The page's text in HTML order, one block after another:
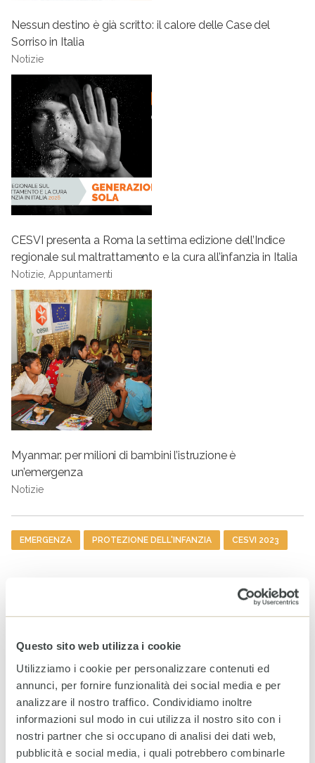
Questo sito web utilizza i cookie
Utilizziamo i cookie per personalizzare contenuti ed
annunci, per fornire funzionalità dei social media e per
analizzare il nostro traffico. Condividiamo inoltre
informazioni sul modo in cui utilizza il nostro sito con i
nostri partner che si occupano di analisi dei dati web,
pubblicità e social media, i quali potrebbero combinarle
Nessun destino è già scritto: il calore delle Case del
Sorriso in Italia
Notizie
CESVI presenta a Roma la settima edizione dell’Indice
regionale sul maltrattamento e la cura all’infanzia in Italia
Notizie, Appuntamenti
Myanmar: per milioni di bambini l’istruzione è
un’emergenza
Notizie
Tag
EMERGENZA PROTEZIONE DELL'INFANZIA CESVI 2023
Sudan, la guerra continua a
milioni di persone
Fondazione Prosolidar
insieme per sostenere la
popolazione colpita